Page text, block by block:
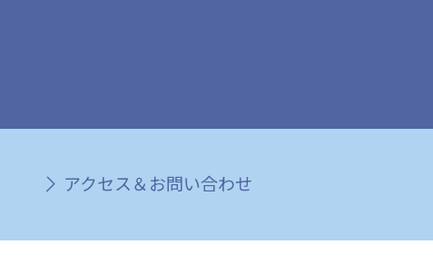
アクセス＆お問い合わせ